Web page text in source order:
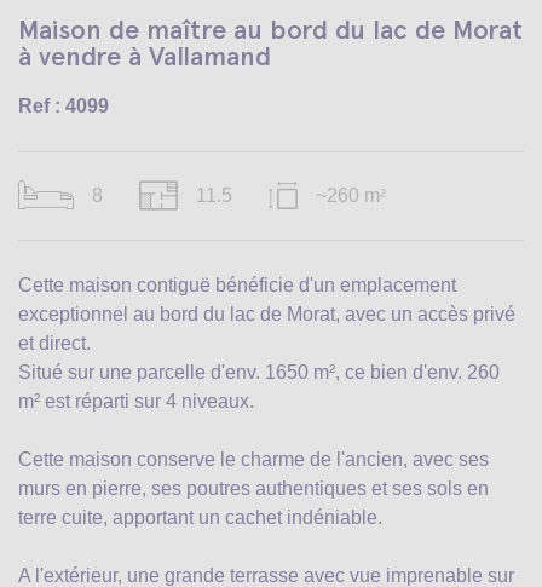
Maison de maître au bord du lac de Morat
à vendre à Vallamand
Ref : 4099
8 11.5 ~260 m 2
Cette maison contiguë bénéficie d'un emplacement
exceptionnel au bord du lac de Morat, avec un accès privé
et direct.
Situé sur une parcelle d'env. 1650 m², ce bien d'env. 260
m² est réparti sur 4 niveaux.
Cette maison conserve le charme de l'ancien, avec ses
murs en pierre, ses poutres authentiques et ses sols en
terre cuite, apportant un cachet indéniable.
A l'extérieur, une grande terrasse avec vue imprenable sur